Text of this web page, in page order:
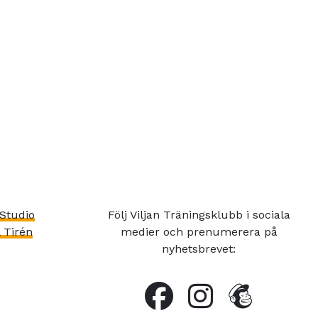
Tirén
Följ Viljan Träningsklubb i sociala
medier och prenumerera på
nyhetsbrevet: